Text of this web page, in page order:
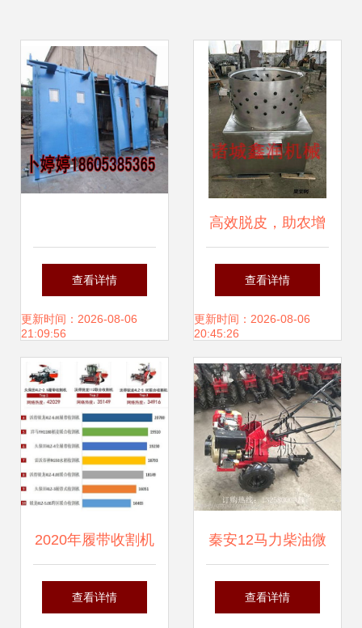
查看详情
更新时间：2026-08-06
21:09:56
高效脱皮，助农增
收 鸭掌脱皮机销售
火热进行中
查看详情
更新时间：2026-08-06
20:45:26
2020年履带收割机
市场竞争激烈，国
查看详情
秦安12马力柴油微
耕机 拓锐农业机械
查看详情